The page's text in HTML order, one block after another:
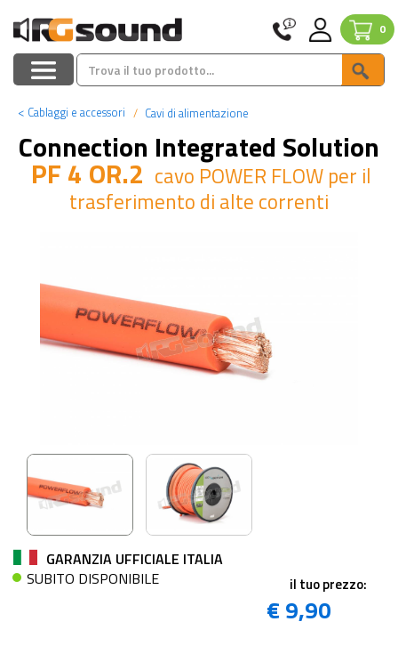
0
< Cablaggi e accessori Cavi di alimentazione
Connection Integrated Solution
PF 4 OR.2 cavo POWER FLOW per il
trasferimento di alte correnti
GARANZIA UFFICIALE ITALIA
SUBITO DISPONIBILE
il tuo prezzo:
€ 9,90